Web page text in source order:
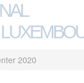
2020